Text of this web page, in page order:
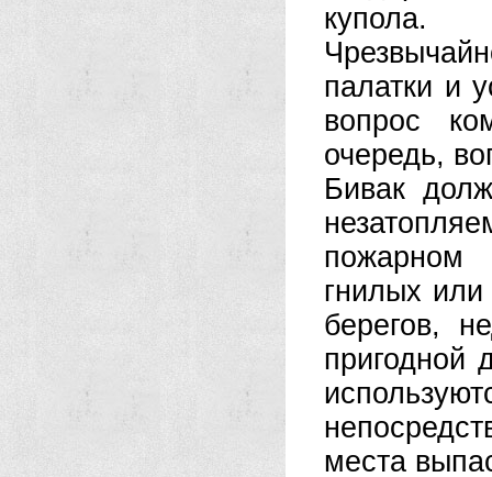
купола.
палатки и
вопрос
очередь,
Бивак
пожарном
гнилых
берегов,
пригодной
места